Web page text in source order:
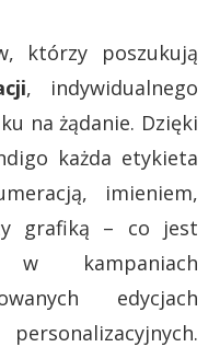
którzy poszukują
, indywidualnego
na żądanie. Dzięki
każda etykieta
imieniem,
grafiką – co jest
w kampaniach
edycjach